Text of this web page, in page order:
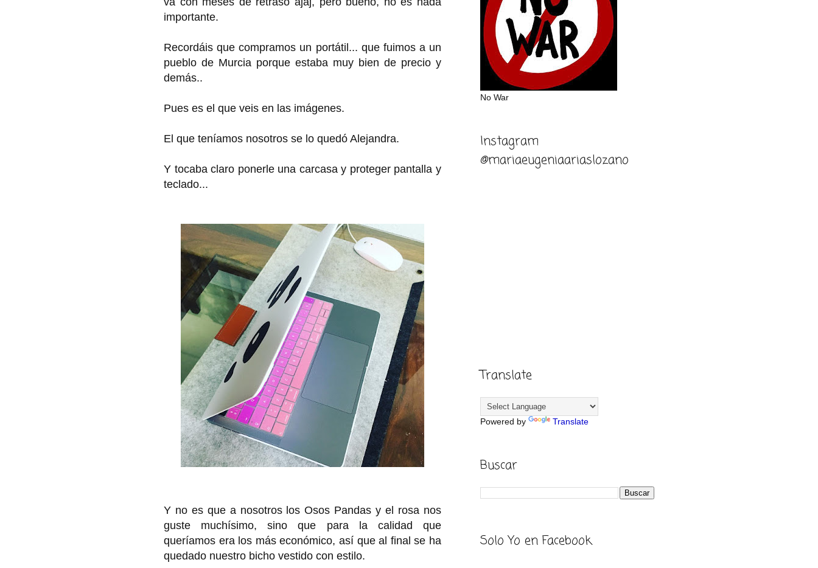
importante.
Recordáis que compramos un portátil... que fuimos a un
pueblo de Murcia porque estaba muy bien de precio y
demás..
Pues es el que veis en las imágenes.
El que teníamos nosotros se lo quedó Alejandra.
Y tocaba claro ponerle una carcasa y proteger pantalla y
teclado...
Y no es que a nosotros los Osos Pandas y el rosa nos
guste muchísimo, sino que para la calidad que
queríamos era los más económico, así que al final se ha
quedado nuestro bicho vestido con estilo.
No War
Instagram
@mariaeugeniaariaslozano
Translate
Powered by Translate
Buscar
Solo Yo en Facebook